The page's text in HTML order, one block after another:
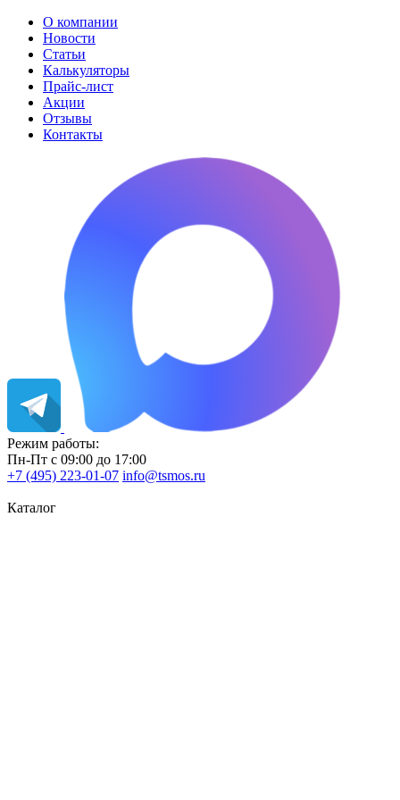
О компании
Новости
Статьи
Калькуляторы
Прайс-лист
Акции
Отзывы
Контакты
Режим работы:
Пн-Пт с 09:00 до 17:00
+7 (495) 223-01-07 info@tsmos.ru
Каталог